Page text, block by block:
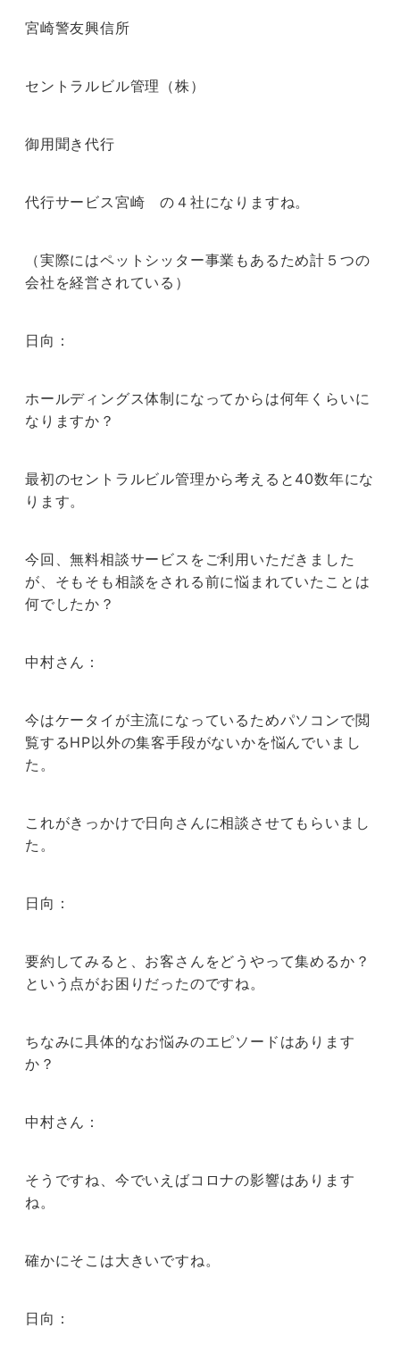
宮崎警友興信所
セントラルビル管理（株）
御用聞き代行
代行サービス宮崎 の４社になりますね。
（実際にはペットシッター事業もあるため計５つの
会社を経営されている）
日向：
ホールディングス体制になってからは何年くらいに
なりますか？
最初のセントラルビル管理から考えると40数年にな
ります。
今回、無料相談サービスをご利用いただきました
が、そもそも相談をされる前に悩まれていたことは
何でしたか？
中村さん：
今はケータイが主流になっているためパソコンで閲
覧するHP以外の集客手段がないかを悩んでいまし
た。
これがきっかけで日向さんに相談させてもらいまし
た。
日向：
要約してみると、お客さんをどうやって集めるか？
という点がお困りだったのですね。
ちなみに具体的なお悩みのエピソードはあります
か？
中村さん：
そうですね、今でいえばコロナの影響はあります
ね。
確かにそこは大きいですね。
日向：